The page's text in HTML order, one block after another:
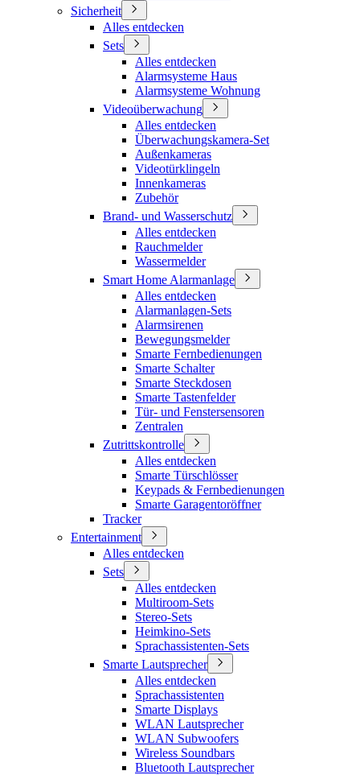
Sicherheit
Alles entdecken
Sets
Alles entdecken
Alarmsysteme Haus
Alarmsysteme Wohnung
Videoüberwachung
Alles entdecken
Überwachungskamera-Set
Außenkameras
Videotürklingeln
Innenkameras
Zubehör
Brand- und Wasserschutz
Alles entdecken
Rauchmelder
Wassermelder
Smart Home Alarmanlage
Alles entdecken
Alarmanlagen-Sets
Alarmsirenen
Bewegungsmelder
Smarte Fernbedienungen
Smarte Schalter
Smarte Steckdosen
Smarte Tastenfelder
Tür- und Fenstersensoren
Zentralen
Zutrittskontrolle
Alles entdecken
Smarte Türschlösser
Keypads & Fernbedienungen
Smarte Garagentoröffner
Tracker
Entertainment
Alles entdecken
Sets
Alles entdecken
Multiroom-Sets
Stereo-Sets
Heimkino-Sets
Sprachassistenten-Sets
Smarte Lautsprecher
Alles entdecken
Sprachassistenten
Smarte Displays
WLAN Lautsprecher
WLAN Subwoofers
Wireless Soundbars
Bluetooth Lautsprecher